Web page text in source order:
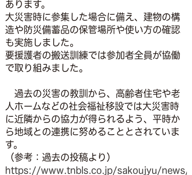
あります。
大災害時に参集した場合に備え、建物の構
造や防災備蓄品の保管場所や使い方の確認
も実施しました。
要援護者の搬送訓練では参加者全員が協働
で取り組みました。
過去の災害の教訓から、高齢者住宅や老
人ホームなどの社会福祉移設では大災害時
に近隣からの協力が得られるよう、平時か
ら地域との連携に努めることとされていま
す。
（参考：過去の投稿より）
https://www.tnbls.co.jp/sakoujyu/news/